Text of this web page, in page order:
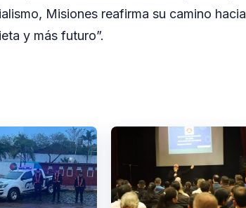
Misiones reafirma su camino hacia
y más futuro”.